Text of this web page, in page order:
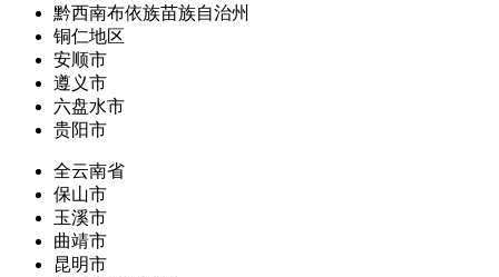
黔西南布依族苗族自治州
铜仁地区
安顺市
遵义市
六盘水市
贵阳市
全云南省
保山市
玉溪市
曲靖市
昆明市